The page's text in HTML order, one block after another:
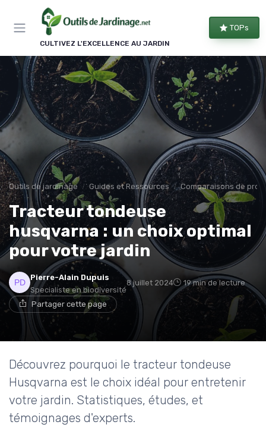
CULTIVEZ L'EXCELLENCE AU JARDIN
TOPs
Outils de jardinage Guides et Ressources Comparaisons de
Tracteur tondeuse
husqvarna : un choix optimal
pour votre jardin
Pierre-Alain Dupuis
Specialiste en biodiversité
8 juillet 2024 19 min de lecture
Partager cette page
Découvrez pourquoi le tracteur tondeuse
Husqvarna est le choix idéal pour entretenir
votre jardin. Statistiques, études, et
témoignages d'experts.
Panneau de gestion des cookies